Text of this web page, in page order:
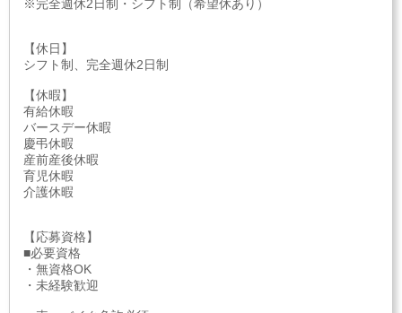
※完全週休2日制・シフト制（希望休あり）
【休日】
シフト制、完全週休2日制
【休暇】
有給休暇
バースデー休暇
慶弔休暇
産前産後休暇
育児休暇
介護休暇
【応募資格】
■必要資格
・無資格OK
・未経験歓迎